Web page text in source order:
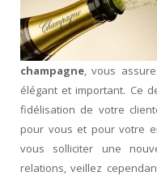
champagne, vous
élégant et important. Ce
fidélisation de votre
pour vous et pour votre
vous solliciter une
relations, veillez